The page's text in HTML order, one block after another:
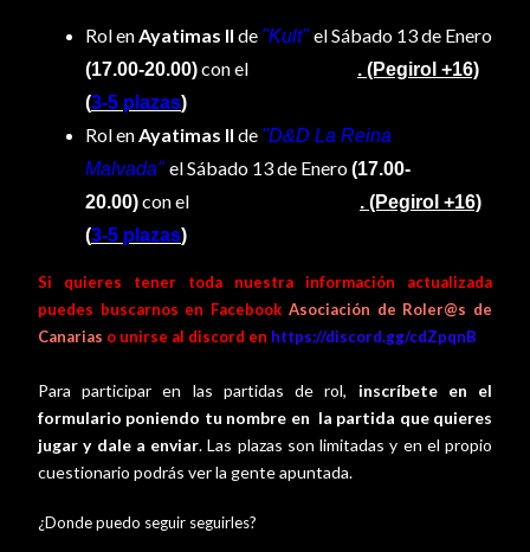
Rol enAyatimas II de "Kult" el Sábado 13de Enero
(17.00-20.00)con el
. (Pegirol +16)
(3-5 plazas)
Rol enAyatimas II de "D&D La Reina
Malvada" el Sábado 13de Enero(17.00-
20.00)con el
. (Pegirol +16)
(3-5 plazas)
Si quieres tener toda nuestra información actualizada
puedes buscarnos en Facebook Asociación de Roler@s de
Canarias o unirse al discord en https://discord.gg/cdZpqnB
Para participar en las partidas de rol, inscríbete en el
formulario poniendo tu nombre en la partida que quieres
jugar y dale a enviar. Las plazas son limitadas y en el propio
cuestionario podrás ver la gente apuntada.
¿Donde puedo seguir seguirles?